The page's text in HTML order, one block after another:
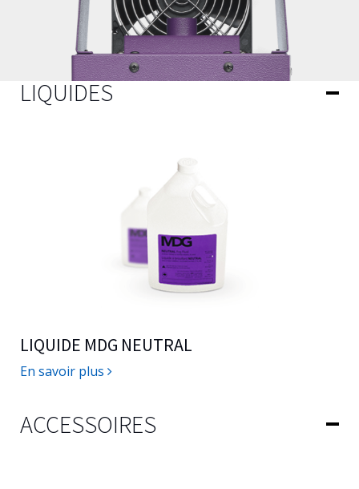
LIQUIDES
LIQUIDE MDG NEUTRAL
En savoir plus
ACCESSOIRES